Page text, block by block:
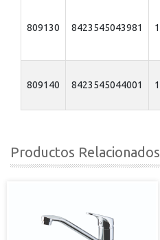
809130 8423545043981 1
809140 8423545044001 1
Productos Relacionados